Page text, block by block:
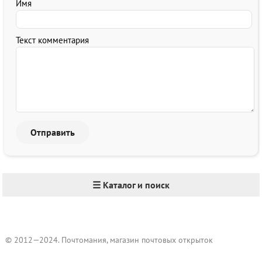
Имя
Текст комментария
☰ Каталог и поиск
© 2012—2024. Почтомания, магазин почтовых открыток